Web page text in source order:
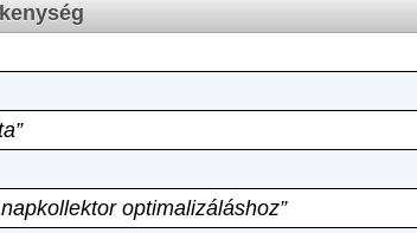
optimalizáláshoz”